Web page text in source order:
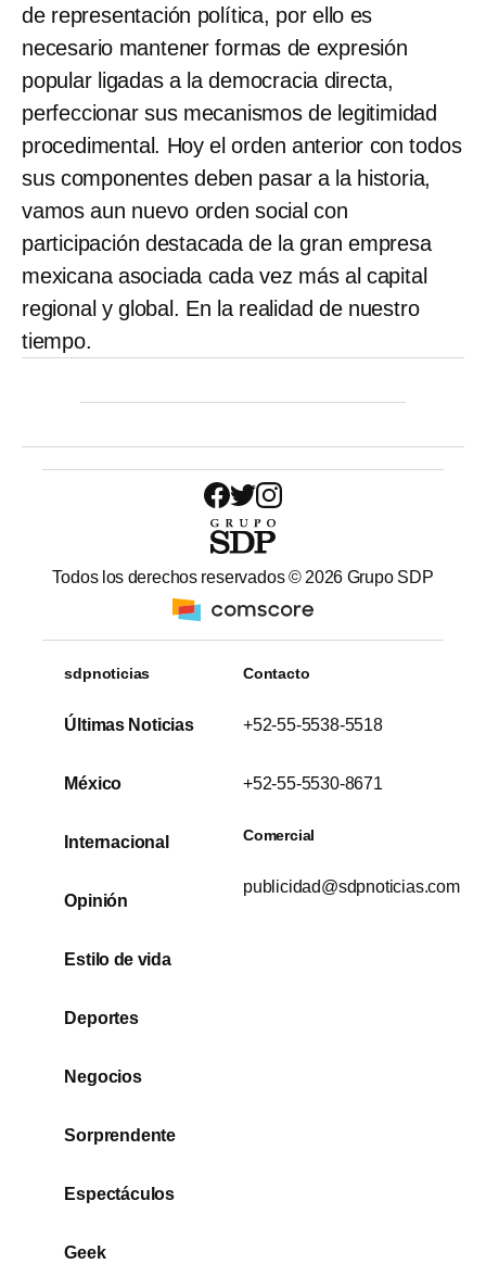
de representación política, por ello es
necesario mantener formas de expresión
popular ligadas a la democracia directa,
perfeccionar sus mecanismos de legitimidad
procedimental. Hoy el orden anterior con todos
sus componentes deben pasar a la historia,
vamos aun nuevo orden social con
participación destacada de la gran empresa
mexicana asociada cada vez más al capital
regional y global. En la realidad de nuestro
tiempo.
Todos los derechos reservados © 2026 Grupo SDP
sdpnoticias
Últimas Noticias
México
Internacional
Opinión
Estilo de vida
Deportes
Negocios
Sorprendente
Espectáculos
Geek
Contacto
+52-55-5538-5518
+52-55-5530-8671
Comercial
publicidad@sdpnoticias.com